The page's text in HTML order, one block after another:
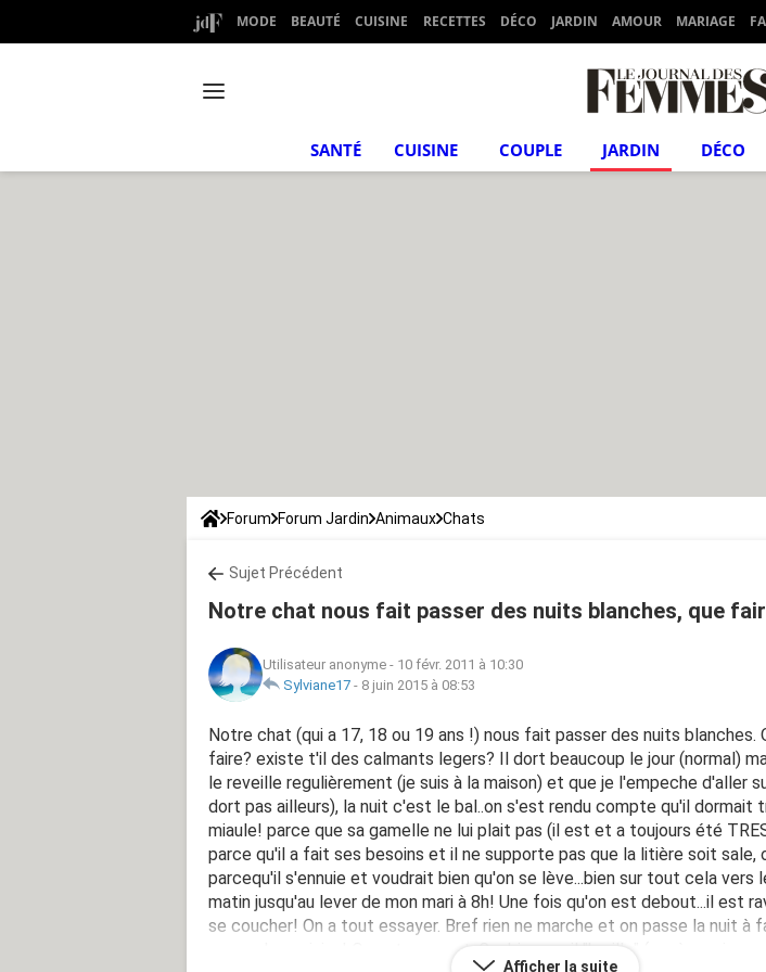
MODE BEAUTÉ CUISINE RECETTES DÉCO JARDIN AMOUR MARIAGE
SANTÉ CUISINE COUPLE JARDIN DÉCO
Forum Forum Jardin Animaux Chats
Sujet Précédent
Notre chat nous fait passer des nuits blanches, que
Utilisateur anonyme - 10 févr. 2011 à 10:30
Sylviane17 - 8 juin 2015 à 08:53
Notre chat (qui a 17, 18 ou 19 ans !) nous fait passer des nuits blanches.
faire? existe t'il des calmants legers? Il dort beaucoup le jour (normal)
le reveille regulièrement (je suis à la maison) et que je l'empeche d'aller
dort pas ailleurs), la nuit c'est le bal..on s'est rendu compte qu'il dormait
miaule! parce que sa gamelle ne lui plait pas (il est et a toujours été
parce qu'il a fait ses besoins et il ne supporte pas que la litière soit sale,
parcequ'il s'ennuie et voudrait bien qu'on se lève...bien sur tout cela vers
matin jusqu'au lever de mon mari à 8h! Une fois qu'on est debout...il est
se coucher! On a tout essayer. Bref rien ne marche et on passe la nuit à
cause des voisins! On est en apprt. Car bien sur il "braille" (car à ce niveau
Afficher la suite